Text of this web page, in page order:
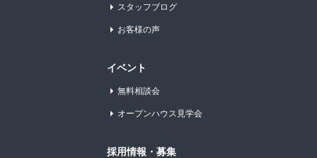
スタッフブログ
お客様の声
イベント
無料相談会
オープンハウス見学会
採用情報・募集